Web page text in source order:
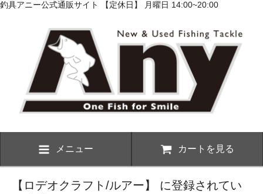
釣具アニー公式通販サイト 【定休日】 月曜日 14:00~20:00
メニュー カートを見る
【ロデオクラフト/ルアー】 に登録されてい